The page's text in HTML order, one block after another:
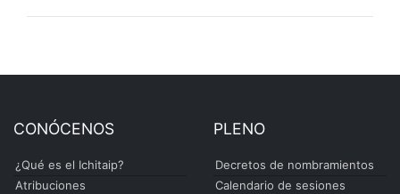
CONÓCENOS
¿Qué es el Ichitaip?
Atribuciones
PLENO
Decretos de nombramientos
Calendario de sesiones